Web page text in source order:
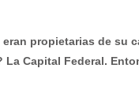
propietarias de su
Capital Federal.